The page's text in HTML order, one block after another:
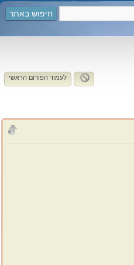
חיפוש באתר
לעמוד הפורום הראשי